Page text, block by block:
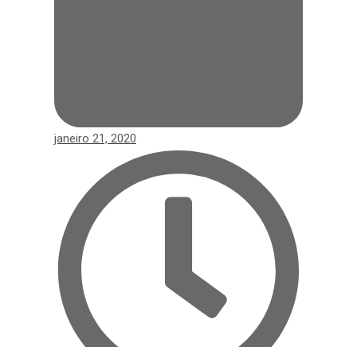
janeiro 21, 2020